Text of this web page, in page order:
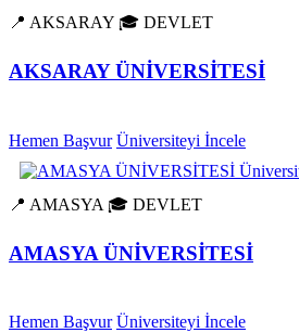
📍 AKSARAY 🎓 DEVLET
AKSARAY ÜNİVERSİTESİ
Hemen Başvur Üniversiteyi İncele
📍 AMASYA 🎓 DEVLET
AMASYA ÜNİVERSİTESİ
Hemen Başvur Üniversiteyi İncele